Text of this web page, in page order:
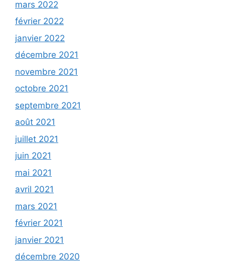
mars 2022
février 2022
janvier 2022
décembre 2021
novembre 2021
octobre 2021
septembre 2021
août 2021
juillet 2021
juin 2021
mai 2021
avril 2021
mars 2021
février 2021
janvier 2021
décembre 2020